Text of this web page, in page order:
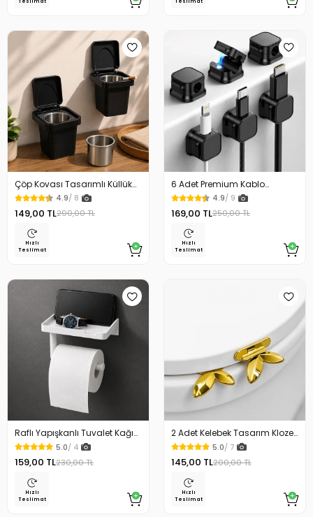
Çöp Kovası Tasarımlı Küllük
Duvar Masaüstü ve Araç İçin
Uygun Kullanım
4.9/ 8
149,00 TL200,00 TL
Hızlı
Teslimat
6 Adet Premium Kablo
Düzenleyici Kablo Tutucu
Mıknatıslı Kapak Özellikli
4.9/ 9
169,00 TL250,00 TL
Hızlı
Teslimat
Raflı Yapışkanlı Tuvalet Kağıdı
Askılığı
5.0/ 4
159,00 TL230,00 TL
Hızlı
Teslimat
2 Adet Kelebek Tasarım Klozet
Kaldırma Aparatı Gold Renk
5.0/ 7
145,00 TL200,00 TL
Hızlı
Teslimat